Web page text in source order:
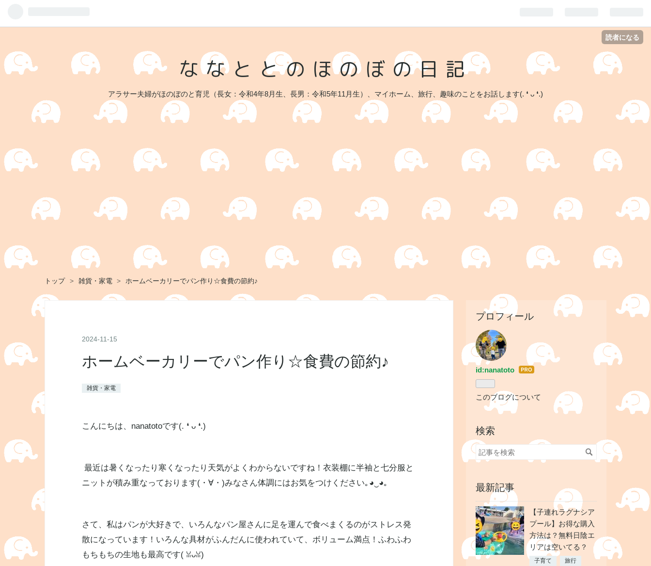
読者になる
ななととのほのぼの日記
アラサー夫婦がほのぼのと育児（長女：令和4年8月生、長男：令和5年11月生）、マイホーム、旅行、趣味のことをお話します(. ❛ ᴗ ❛.)
トップ > 雑貨・家電 > ホームベーカリーでパン作り☆食費の節約♪
2024-11-15
ホームベーカリーでパン作り☆食費の節約♪
雑貨・家電
こんにちは、nanatotoです(. ❛ ᴗ ❛.)
最近は暑くなったり寒くなったり天気がよくわからないですね！衣装棚に半袖と七分服と
ニットが積み重なっております(⁠・⁠∀⁠・⁠)みなさん体調にはお気をつけください｡⁠◕⁠‿⁠◕⁠｡
さて、私はパンが大好きで、いろんなパン屋さんに足を運んで食べまくるのがストレス発
散になっています！いろんな具材がふんだんに使われていて、ボリューム満点！ふわふわ
もちもちの生地も最高です(⁠ ⁠ꈍ⁠ᴗ⁠ꈍ⁠)
プロフィール
id:nanatoto はて
ログ
このブログについて
検索
最新記事
【子連れラグナシア
プール】お得な購入
方法は？無料日陰エ
リアは空いてる？
子育て 旅行